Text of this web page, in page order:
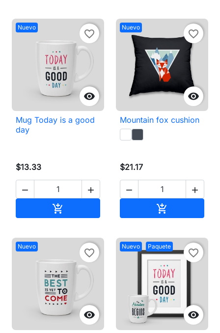
Nuevo

favorite_border
Mug Today is a good
day
$13.33
 

Nuevo

favorite_border
Mountain fox cushion
$21.17
 

Nuevo

favorite_border
Nuevo Paquete

favorite_border